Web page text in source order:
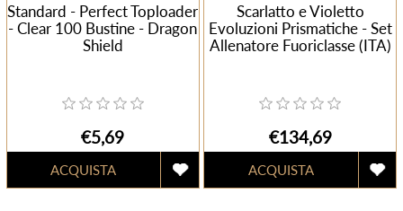
Standard - Perfect Toploader
- Clear 100 Bustine - Dragon
Shield
€5,69
Scarlatto e Violetto
Evoluzioni Prismatiche - Set
Allenatore Fuoriclasse (ITA)
€134,69